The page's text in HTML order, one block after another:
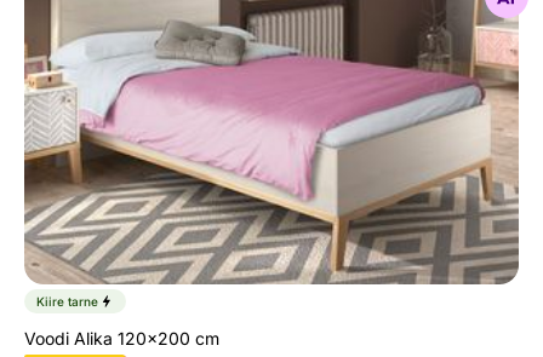
Kiire tarne
Voodi Alika 120x200 cm